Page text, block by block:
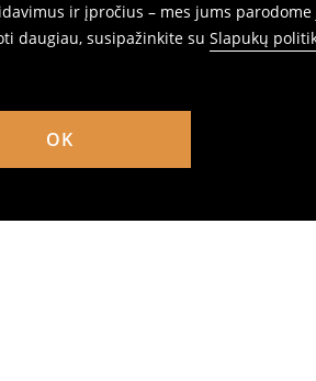
ir įpročius – mes jums
daugiau, susipažinkite su Slapukų
OK